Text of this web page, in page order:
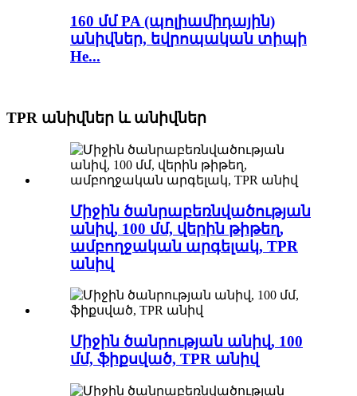
160 մմ PA (պոլիամիդային)
անիվներ, եվրոպական տիպի
He...
TPR անիվներ և անիվներ
Միջին ծանրաբեռնվածության
անիվ, 100 մմ, վերին թիթեղ,
ամբողջական արգելակ, TPR
անիվ
Միջին ծանրության անիվ, 100
մմ, ֆիքսված, TPR անիվ